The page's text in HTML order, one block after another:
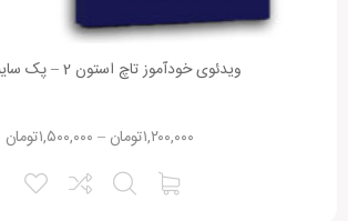
ویدئوی خودآموز تاچ استون 2 – پک سایبرویدئو
تومان۱,۲۰۰,۰۰۰ – تومان۱,۵۰۰,۰۰۰